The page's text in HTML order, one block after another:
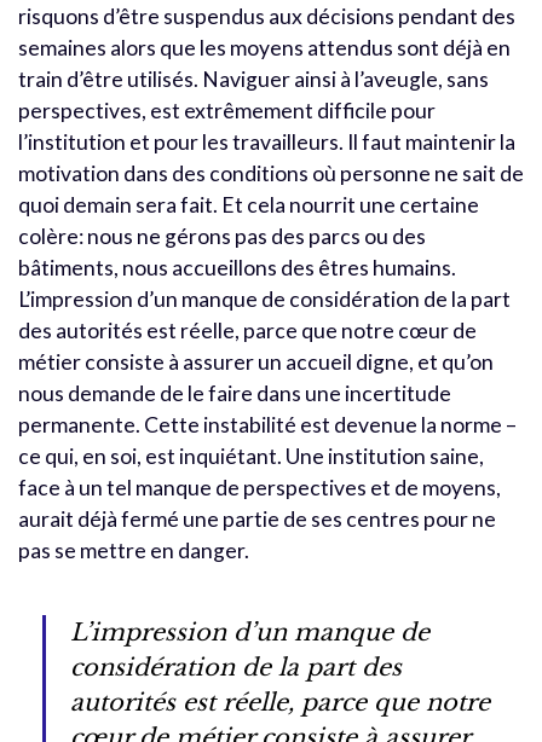
risquons d’être suspendus aux décisions pendant des
semaines alors que les moyens attendus sont déjà en
train d’être utilisés. Naviguer ainsi à l’aveugle, sans
perspectives, est extrêmement difficile pour
l’institution et pour les travailleurs. Il faut maintenir la
motivation dans des conditions où personne ne sait de
quoi demain sera fait. Et cela nourrit une certaine
colère: nous ne gérons pas des parcs ou des
bâtiments, nous accueillons des êtres humains.
L’impression d’un manque de considération de la part
des autorités est réelle, parce que notre cœur de
métier consiste à assurer un accueil digne, et qu’on
nous demande de le faire dans une incertitude
permanente. Cette instabilité est devenue la norme –
ce qui, en soi, est inquiétant. Une institution saine,
face à un tel manque de perspectives et de moyens,
aurait déjà fermé une partie de ses centres pour ne
pas se mettre en danger.
L’impression d’un manque de
considération de la part des
autorités est réelle, parce que notre